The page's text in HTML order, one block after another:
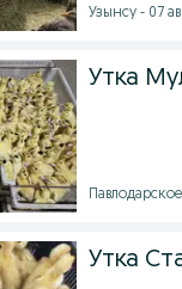
Узынсу - 07
Утка
Утка